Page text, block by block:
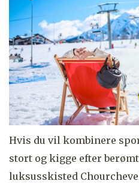
Hvis du vil kombinere
stort og kigge efter
luksusskisted